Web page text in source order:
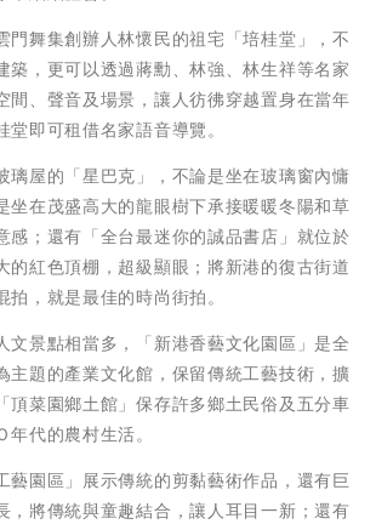
門舞集創辦人林懷民的祖宅「培桂堂」，不
築，更可以透過蔣勳、林強、林生祥等名家
間、聲音及場景，讓人彷彿穿越置身在當年
即可租借名家語音導覽。
璃屋的「星巴克」，不論是坐在玻璃窗內慵
坐在茂盛高大的龍眼樹下承接暖暖冬陽和草
感；還有「全台最迷你的誠品書店」就位於
的紅色頂棚，超級顯眼；將新港的復古街道
，就是最佳的時尚街拍。
文景點相當多，「新港香藝文化園區」是全
主題的產業文化館，保留傳統工藝技術，擴
頂菜園鄉土館」保存許多鄉土民俗及五分車
代的農村生活。
藝園區」展示傳統的剪黏藝術作品，還有巨
，將傳統與童趣結合，讓人耳目一新；還有